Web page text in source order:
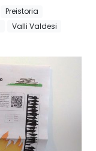
Preistoria
Valli Valdesi